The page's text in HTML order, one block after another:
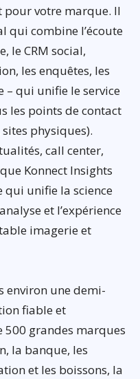
pour votre marque. Il
qui combine l’écoute
le CRM social,
les enquêtes, les
– qui unifie le service
les points de contact
physiques).
call center,
Konnect Insights
unifie la science
et l’expérience
imagerie et
environ une demi-
fiable et
grandes marques
la banque, les
et les boissons, la